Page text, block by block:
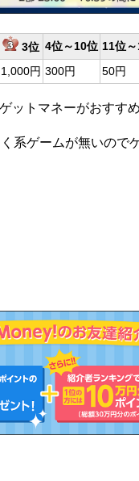
3位 4位～10位 11位
1,000円 300円 50円
ットマネーがおすすめ
系ゲームが無いので